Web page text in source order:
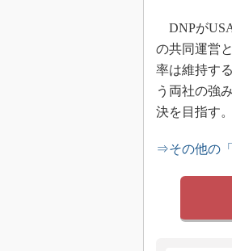
DNPが
の共同運営
率は維持す
う両社の強
決を目指す。
⇒その他の